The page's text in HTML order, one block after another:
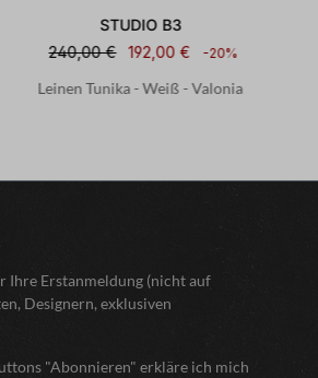
STUDIO B3
240,00 €
192,00 € -20%
Leinen Tunika - Weiß - Valonia
Ihre Erstanmeldung (nicht auf
Designern, exklusiven
"Abonnieren" erkläre ich mich